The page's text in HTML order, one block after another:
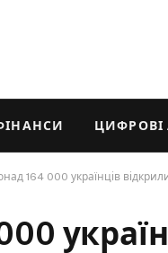
ЦИФРОВІ
164 000 українців